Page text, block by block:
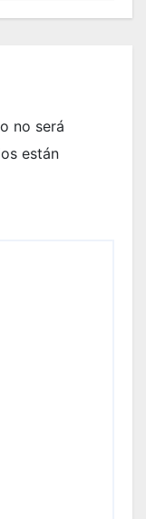
no será
están